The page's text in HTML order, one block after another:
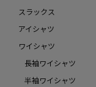
スラックス
アイシャツ
ワイシャツ
長袖ワイシャツ
半袖ワイシャツ